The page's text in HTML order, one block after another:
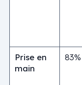
Prise en
main
83%